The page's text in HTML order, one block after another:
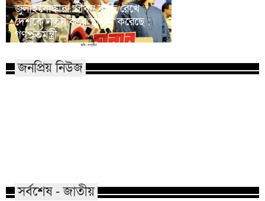
জুলাইযোদ্ধারা জীবন বাজি রেখে
দেশকে নতুন করে স্বাধীন করেছে :
গণপূর্তমন্ত্রী
জনপ্রিয় নিউজ
সর্বশেষ - জাতীয়